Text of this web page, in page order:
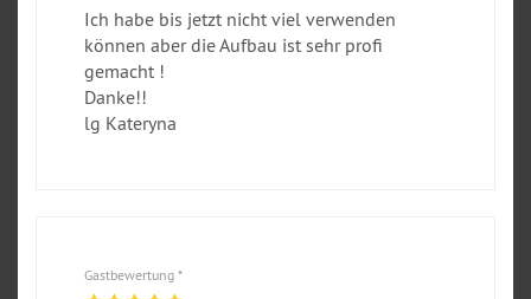
Ich habe bis jetzt nicht viel verwenden
können aber die Aufbau ist sehr profi
gemacht !
Danke!!
lg Kateryna
Gastbewertung *